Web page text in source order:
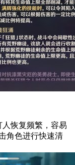
恢复频繁，容易
角色进行快速清